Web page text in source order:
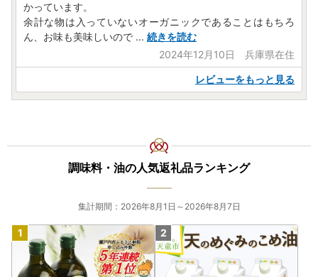
かっています。
余計な物は入っていないオーガニックであることはもちろ
ん、お味も美味しいので ... 続きを読む
2024年12月10日 兵庫県在住
レビューをもっと見る
調味料・油の人気返礼品ランキング
集計期間：2026年8月1日～2026年8月7日